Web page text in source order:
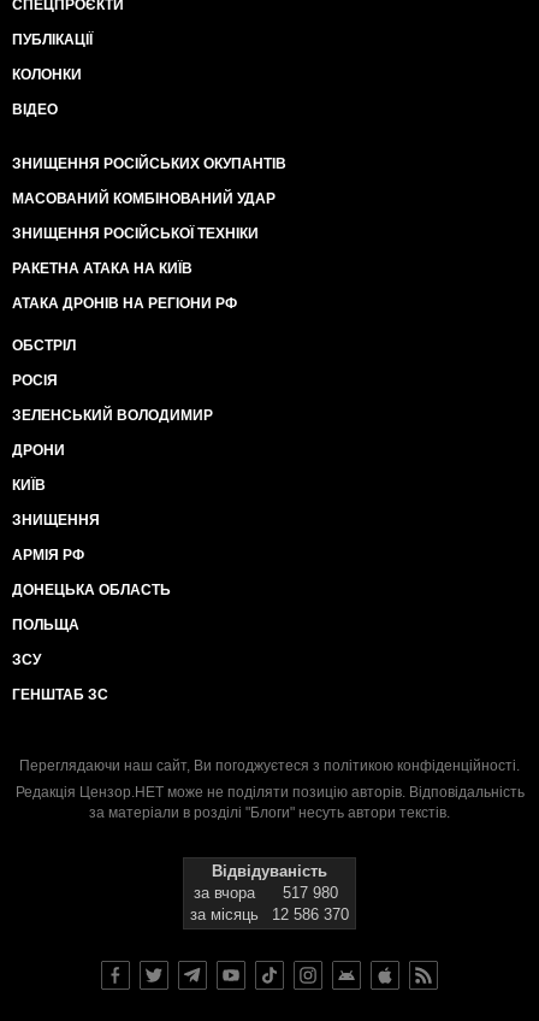
СПЕЦПРОЄКТИ
ПУБЛІКАЦІЇ
КОЛОНКИ
ВІДЕО
ЗНИЩЕННЯ РОСІЙСЬКИХ ОКУПАНТІВ
МАСОВАНИЙ КОМБІНОВАНИЙ УДАР
ЗНИЩЕННЯ РОСІЙСЬКОЇ ТЕХНІКИ
РАКЕТНА АТАКА НА КИЇВ
АТАКА ДРОНІВ НА РЕГІОНИ РФ
ОБСТРІЛ
РОСІЯ
ЗЕЛЕНСЬКИЙ ВОЛОДИМИР
ДРОНИ
КИЇВ
ЗНИЩЕННЯ
АРМІЯ РФ
ДОНЕЦЬКА ОБЛАСТЬ
ПОЛЬЩА
ЗСУ
ГЕНШТАБ ЗС
Переглядаючи наш сайт, Ви погоджуєтеся з політикою конфіденційності.
Редакція Цензор.НЕТ може не поділяти позицію авторів. Відповідальність
за матеріали в розділі "Блоги" несуть автори текстів.
Відвідуваність
за вчора
517 980
за місяць
12 586 370